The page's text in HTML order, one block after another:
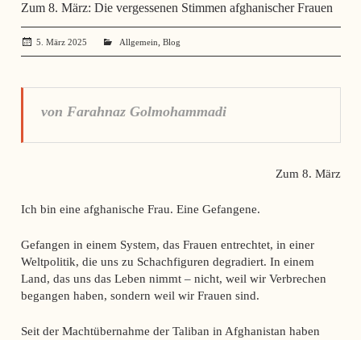
Zum 8. März: Die vergessenen Stimmen afghanischer Frauen
5. März 2025 administrator
Allgemein Blog
von Farahnaz Golmohammadi
Zum 8. März
Ich bin eine afghanische Frau. Eine Gefangene.
Gefangen in einem System, das Frauen entrechtet, in einer
Weltpolitik, die uns zu Schachfiguren degradiert. In einem
Land, das uns das Leben nimmt – nicht, weil wir Verbrechen
begangen haben, sondern weil wir Frauen sind.
Seit der Machtübernahme der Taliban in Afghanistan haben